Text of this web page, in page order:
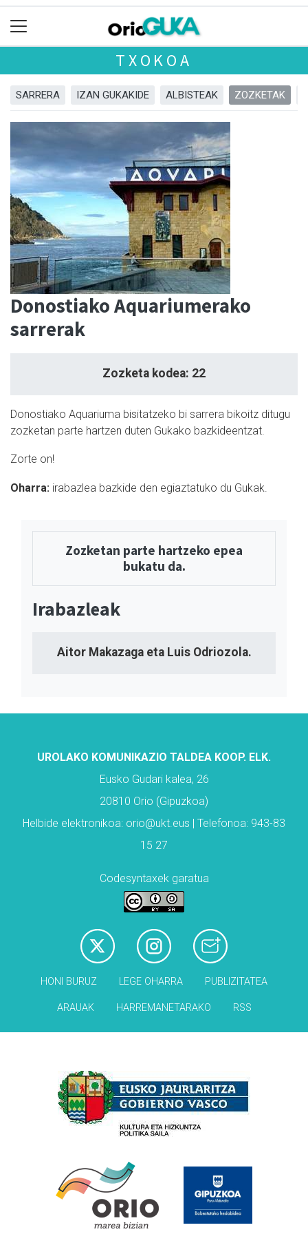
TXOKOA
SARRERA IZAN GUKAKIDE ALBISTEAK ZOZKETAK
Donostiako Aquariumerako
sarrerak
Zozketa kodea: 22
Donostiako Aquariuma bisitatzeko bi sarrera bikoitz ditugu
zozketan parte hartzen duten Gukako bazkideentzat.
Zorte on!
Oharra: irabazlea bazkide den egiaztatuko du Gukak.
Zozketan parte hartzeko epea
bukatu da.
Irabazleak
Aitor Makazaga eta Luis Odriozola.
UROLAKO KOMUNIKAZIO TALDEA KOOP. ELK.
Eusko Gudari kalea, 26
20810 Orio (Gipuzkoa)
Helbide elektronikoa: orio@ukt.eus | Telefonoa: 943-83
15 27
Codesyntaxek garatua
HONI BURUZ LEGE OHARRA PUBLIZITATEA
ARAUAK HARREMANETARAKO RSS